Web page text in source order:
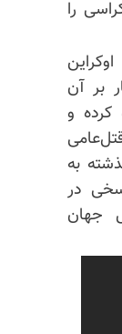
را
علیه اوکراین
بر آن
کرده و
به
در
جهان